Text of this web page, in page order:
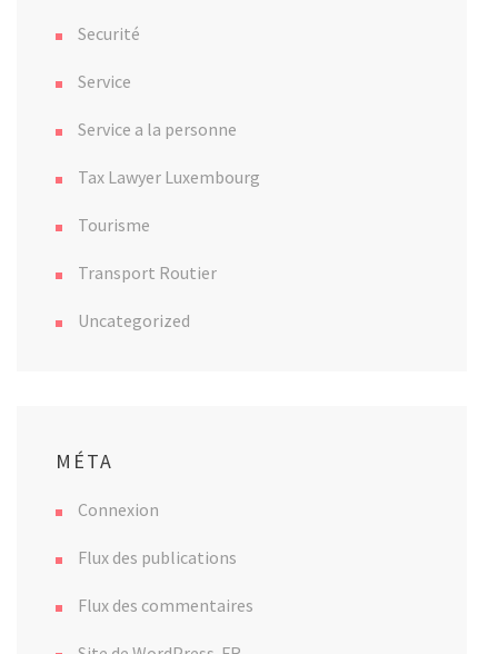
Securité
Service
Service a la personne
Tax Lawyer Luxembourg
Tourisme
Transport Routier
Uncategorized
MÉTA
Connexion
Flux des publications
Flux des commentaires